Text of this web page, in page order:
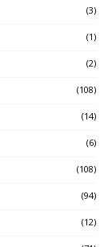
(3)
(1)
(2)
(108)
(14)
(6)
(108)
(94)
(12)